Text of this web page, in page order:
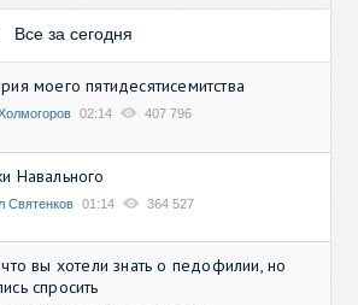
Все за сегодня
моего пятидесятисемитства
02:14 407 796
Навального
Святенков 01:14 364 527
вы хотели знать о педофилии, но
спросить